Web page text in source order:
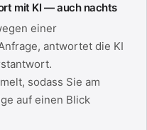
mit KI — auch nachts
einer
antwortet die KI
sodass Sie am
auf einen Blick